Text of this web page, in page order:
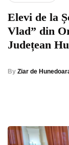
Elevi de la
Vlad” din
Județean
By Ziar de